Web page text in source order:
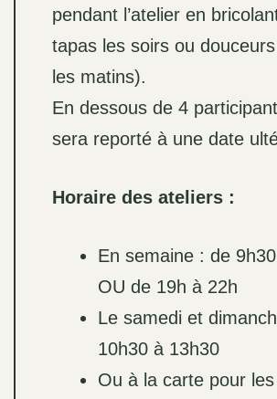
pendant l’atelier en
tapas les soirs ou
les matins).
En dessous de 4
sera reporté à une date
Horaire des ateliers :
En semaine : de
OU de 19h à 22h
Le samedi et
10h30 à 13h30
Ou à la carte pour